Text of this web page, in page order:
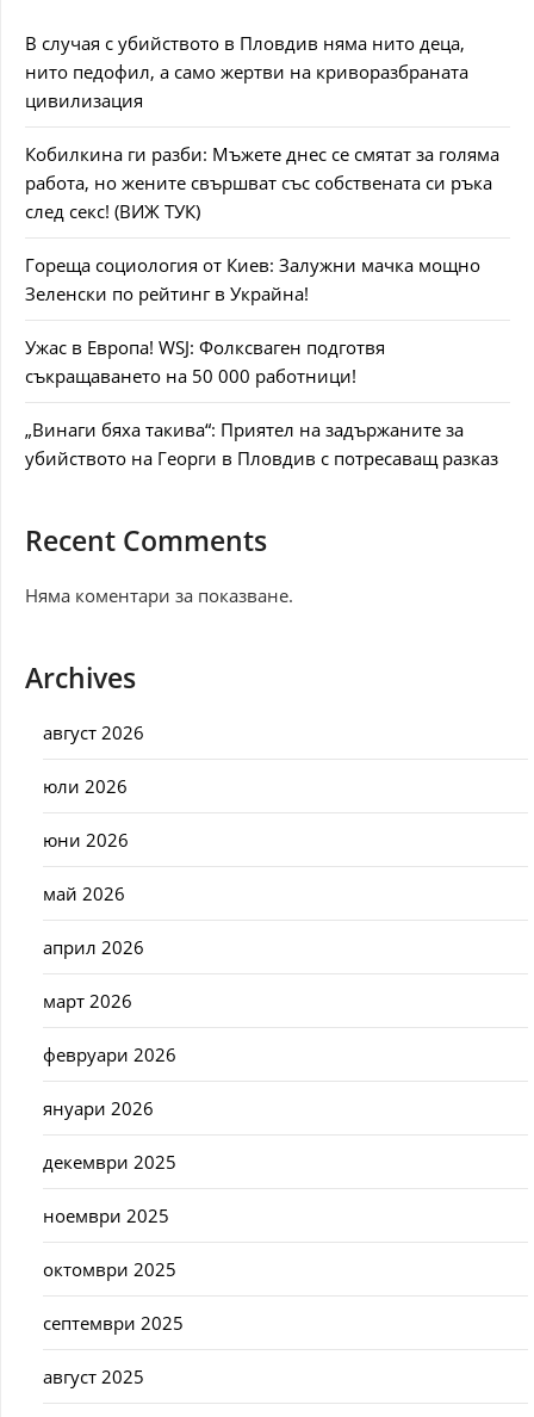
В случая с убийството в Пловдив няма нито деца,
нито педофил, а само жертви на криворазбраната
цивилизация
Кобилкина ги разби: Мъжете днес се смятат за голяма
работа, но жените свършват със собствената си ръка
след секс! (ВИЖ ТУК)
Гореща социология от Киев: Залужни мачка мощно
Зеленски по рейтинг в Украйна!
Ужас в Европа! WSJ: Фолксваген подготвя
съкращаването на 50 000 работници!
„Винаги бяха такива“: Приятел на задържаните за
убийството на Георги в Пловдив с потресаващ разказ
Recent Comments
Няма коментари за показване.
Archives
август 2026
юли 2026
юни 2026
май 2026
април 2026
март 2026
февруари 2026
януари 2026
декември 2025
ноември 2025
октомври 2025
септември 2025
август 2025